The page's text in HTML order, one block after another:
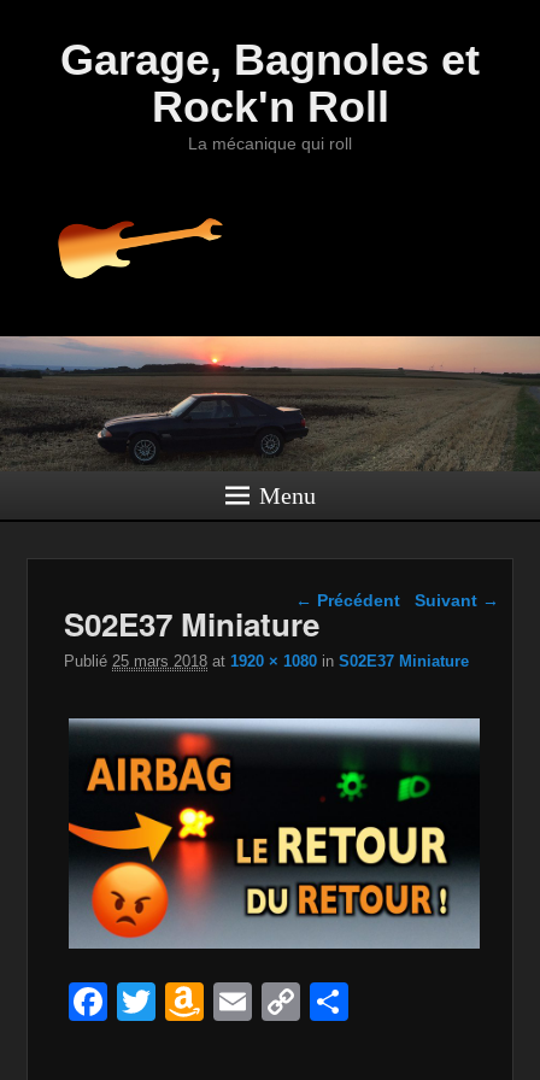
Garage, Bagnoles et
Rock'n Roll
La mécanique qui roll
Menu
Navigation dans les
← Précédent Suivant →
S02E37 Miniature
Publié 25 mars 2018 at 1920 × 1080 inS02E37 Miniature
F
T
A
E
C